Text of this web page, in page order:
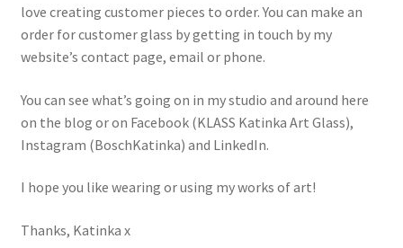
love creating customer pieces to order. You can make an
order for customer glass by getting in touch by my
website’s contact page, email or phone.
You can see what’s going on in my studio and around here
on the blog or on Facebook (KLASS Katinka Art Glass),
Instagram (BoschKatinka) and LinkedIn.
I hope you like wearing or using my works of art!
Thanks, Katinka x